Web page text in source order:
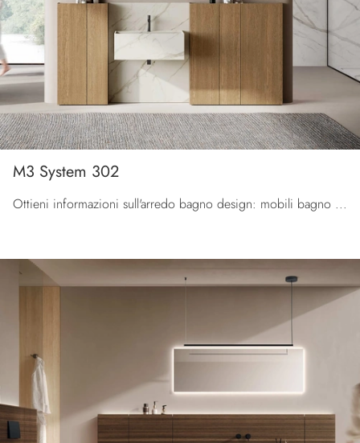
M3 System 302
Ottieni informazioni sull'arredo bagno design: mobili bagno a terra in legno come il modello M3 System 302 di Baxar ti attendono.